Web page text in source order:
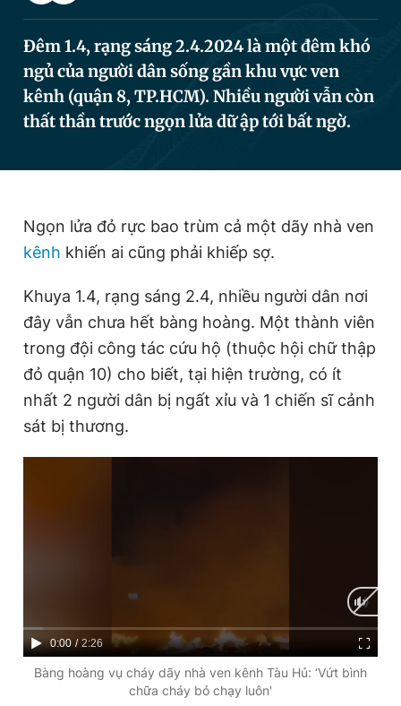
Thông tin tòa soạn
Theo dõi báo trên
Hotline
0906 645 777
Liên hệ quảng cáo
0908 780 404
Đặt báo Quảng cáo RSS Tòa soạn Chính sách bảo
Tổng biên tập: Nguyễn Ngọc Toàn
Phó tổng biên tập thường trực: Hải Thành
Phó tổng biên tập: Lâm Hiếu Dũng
Phó tổng biên tập: Trần Việt Hưng
Đêm 1.4, rạng sáng 2.4.2024 là một đêm khó
ngủ của người dân sống gần khu vực ven
kênh (quận 8, TP.HCM). Nhiều người vẫn còn
thất thần trước ngọn lửa dữ ập tới bất ngờ.
Ngọn lửa đỏ rực bao trùm cả một dãy nhà ven
kênh khiến ai cũng phải khiếp sợ.
Khuya 1.4, rạng sáng 2.4, nhiều người dân nơi
đây vẫn chưa hết bàng hoàng. Một thành viên
trong đội công tác cứu hộ (thuộc hội chữ thập
đỏ quận 10) cho biết, tại hiện trường, có ít
nhất 2 người dân bị ngất xỉu và 1 chiến sĩ cảnh
sát bị thương.
C
u
0:00 / D
u
2:26
Bàng hoàng vụ cháy dãy nhà ven kênh Tàu Hủ: ‘Vứt bình
chữa cháy bỏ chạy luôn'